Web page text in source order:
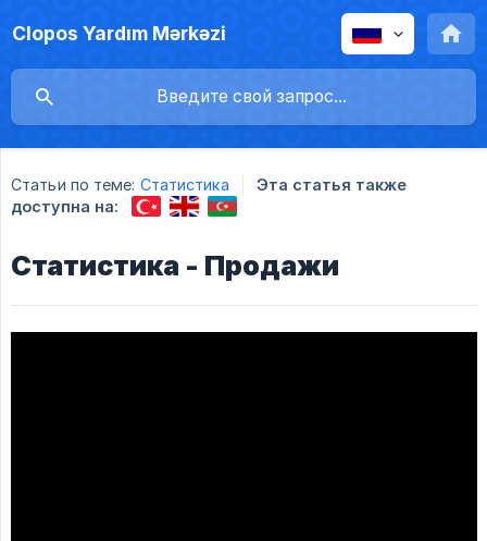
Clopos Yardım Mərkəzi
Статьи по теме: Статистика
Эта статья также
доступна на:
Статистика - Продажи